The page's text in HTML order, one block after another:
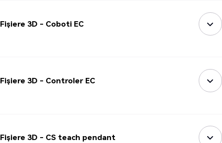
Fișiere 3D - Coboti EC
Fișiere 3D - Controler EC
Fișiere 3D - CS teach pendant